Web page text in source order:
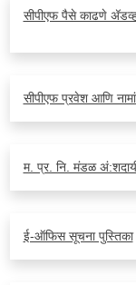
सीपीएफ पैसे काढणे
सीपीएफ प्रवेश आणि
म. प्र. नि. मंडळ अं:शदायी
ई-ऑफिस सूचना पुस्तिका